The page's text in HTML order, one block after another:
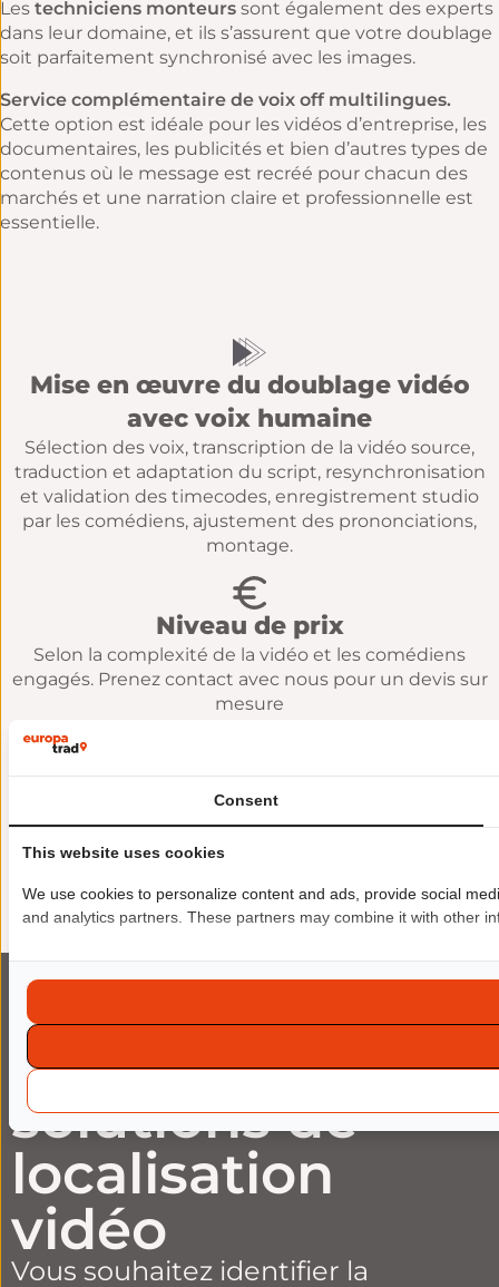
Les techniciens monteurs sont également des experts
dans leur domaine, et ils s’assurent que votre doublage
soit parfaitement synchronisé avec les images.
Service complémentaire de voix off multilingues.
Cette option est idéale pour les vidéos d’entreprise, les
documentaires, les publicités et bien d’autres types de
contenus où le message est recréé pour chacun des
marchés et une narration claire et professionnelle est
essentielle.
Mise en œuvre du doublage vidéo
avec voix humaine
Sélection des voix, transcription de la vidéo source,
traduction et adaptation du script, resynchronisation
et validation des timecodes, enregistrement studio
par les comédiens, ajustement des prononciations,
montage.
Niveau de prix
Selon la complexité de la vidéo et les comédiens
engagés. Prenez contact avec nous pour un devis sur
mesure
Usages
Films
Publicité et films promotionnels
Formations e-learning
Audioguides
Nos autres
solutions de
localisation
vidéo
Vous souhaitez identifier la
Consent
This website uses cookies
We use cookies to personalize content and ads, provide social
and analytics partners. These partners may combine it with other